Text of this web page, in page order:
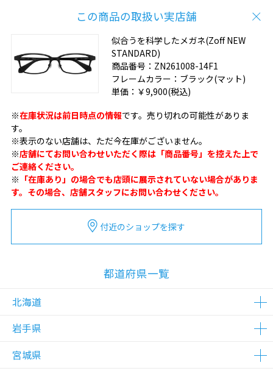
この商品の取扱い実店舗
似合うを科学したメガネ(Zoff NEW
STANDARD)
商品番号： ZN261008-14F1
フレームカラー： ブラック(マット)
単価： ￥9,900(税込)
※在庫状況は前日時点の情報です。売り切れの可能性がありま
す。
※表示のない店舗は、ただ今在庫がございません。
※店舗にてお問い合わせいただく際は「商品番号」を控えた上で
ご連絡ください。
※ 「在庫あり」の場合でも店頭に展示されていない場合がありま
す。その場合、店舗スタッフにお問い合わせください。
付近のショップを探す
都道府県一覧
北海道
△在庫わずか
△在庫わずか
△在庫わずか
△在庫わずか
△在庫わずか
岩手県
宮城県